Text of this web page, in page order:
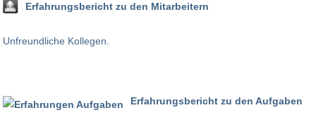
Erfahrungsbericht zu den Mitarbeitern
Unfreundliche Kollegen.
Erfahrungsbericht zu den Aufgaben